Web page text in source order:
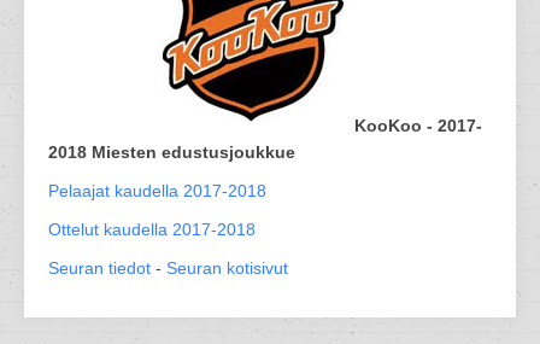
KooKoo - 2017-
2018 Miesten edustusjoukkue
Pelaajat kaudella 2017-2018
Ottelut kaudella 2017-2018
Seuran tiedot - Seuran kotisivut